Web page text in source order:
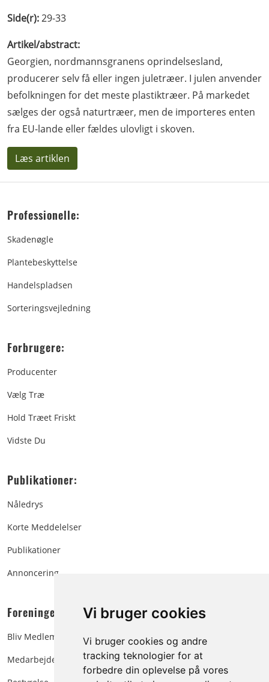
Vi bruger cookies
Vi bruger cookies og andre
tracking teknologier for at
forbedre din oplevelse på vores
Side(r):29-33
Artikel/abstract:
Georgien, nordmannsgranens oprindelsesland,
producerer selv få eller ingen juletræer. I julen anvender
befolkningen for det meste plastiktræer. På markedet
sælges der også naturtræer, men de importeres enten
fra EU-lande eller fældes ulovligt i skoven.
Læs artiklen
Professionelle:
Skadenøgle
Plantebeskyttelse
Handelspladsen
Sorteringsvejledning
Forbrugere:
Producenter
Vælg Træ
Hold Træet Friskt
Vidste Du
Publikationer:
Nåledrys
Korte Meddelelser
Publikationer
Annoncering
Foreningen:
Bliv Medlem
Medarbejdere